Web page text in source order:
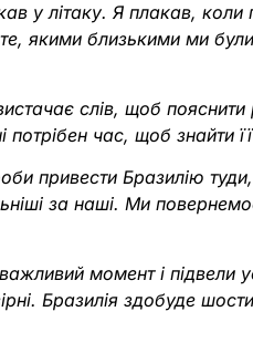
у літаку. Я плакав,
якими близькими ми
слів, щоб
час, щоб знайти
привести Бразилію
за наші. Ми
момент і підвели
Бразилія здобуде